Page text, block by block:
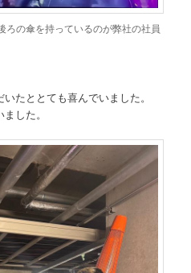
ろの傘を持っているのが弊社の社員
たととても喜んでいました。
した。